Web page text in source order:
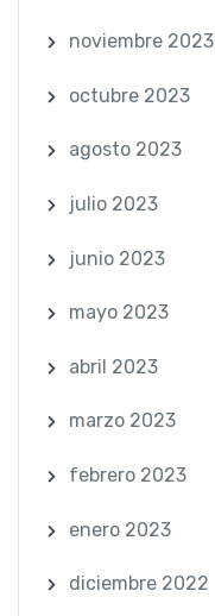
noviembre 2023
octubre 2023
agosto 2023
julio 2023
junio 2023
mayo 2023
abril 2023
marzo 2023
febrero 2023
enero 2023
diciembre 2022